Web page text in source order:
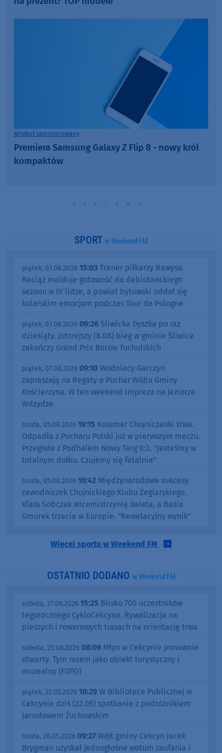
Artykuł sponsorowany
Premiera Samsung Galaxy Z Flip 8 - nowy król
kompaktów
SPORT w Weekend FM
piątek, 07.08.2026 15:03 Trener piłkarzy Rawysa
Raciąż melduje gotowość do debiutanckiego
sezonu w IV lidze, a powiat bytowski oddał się
kolarskim emocjom podczas Tour de Pologne
piątek, 07.08.2026 09:26 Śliwicka Dyszka po raz
dziesiąty. Jutrzejszy (8.08) bieg w gminie Śliwice
zakończy Grand Prix Borów Tucholskich
piątek, 07.08.2026 09:10 Wodniacy Garczyn
zapraszają na Regaty o Puchar Wójta Gminy
Kościerzyna. W ten weekend impreza na jeziorze
Wdzydze
środa, 05.08.2026 19:15 Koszmar Chojniczanki trwa.
Odpadła z Pucharu Polski już w pierwszym meczu.
Przegrała z Podhalem Nowy Targ 0:2. "Jesteśmy w
totalnym dołku. Czujemy się fatalnie"
środa, 05.08.2026 10:42 Międzynarodowe sukcesy
zawodniczek Chojnickiego Klubu Żeglarskiego.
Klara Sobczak wicemistrzynią świata, a Basia
Gmurek trzecia w Europie. "Rewelacyjny wynik"
Więcej sportu w Weekend FM
OSTATNIO DODANO w Weekend FM
sobota, 27.06.2026 15:25 Blisko 700 uczestników
tegorocznego CykloCekcyna. Rywalizacja na
pieszych i rowerowych trasach na orientację trwa
sobota, 20.06.2026 08:09 Młyn w Cekcynie ponownie
otwarty. Tym razem jako obiekt turystyczny i
muzealny (FOTO)
piątek, 22.05.2026 10:29 W Bibliotece Publicznej w
Cekcynie dziś (22.05) spotkanie z podróżnikiem
Jarosławem Żuchowskim
środa, 20.05.2026 09:27 Wójt gminy Cekcyn Jacek
Brygman uzyskał jednogłośne wotum zaufania i